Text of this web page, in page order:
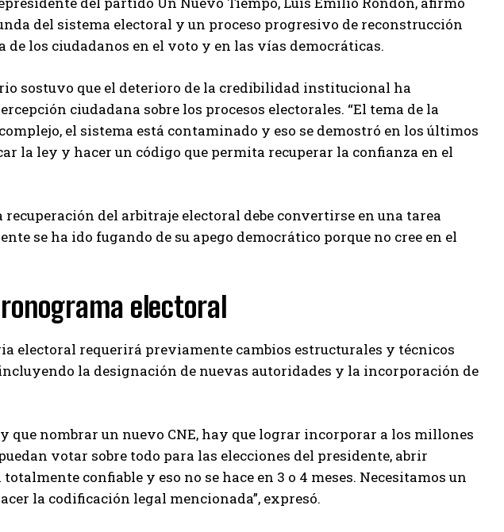
.
empresario y estratega de
partes del mundo a
y fortalecer su presencia
valiosos para
según destaca
del sistema electoral y un proceso progresivo de reconstrucción
los ciudadanos en el voto y en las vías democráticas.
sostuvo que el deterioro de la credibilidad institucional ha
ciudadana sobre los procesos electorales. “El tema de la
el sistema está contaminado y eso se demostró en los últimos
la ley y hacer un código que permita recuperar la confianza en el
del arbitraje electoral debe convertirse en una tarea
se ha ido fugando de su apego democrático porque no cree en el
electoral
electoral requerirá previamente cambios estructurales y técnicos
la designación de nuevas autoridades y la incorporación de
que nombrar un nuevo CNE, hay que lograr incorporar a los millones
votar sobre todo para las elecciones del presidente, abrir
confiable y eso no se hace en 3 o 4 meses. Necesitamos un
la codificación legal mencionada”, expresó.